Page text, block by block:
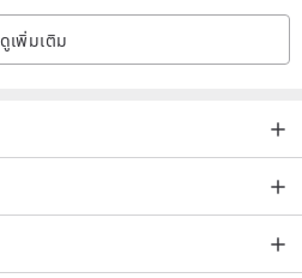
ดูเพิ่มเติม